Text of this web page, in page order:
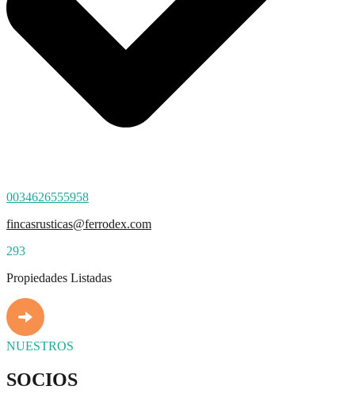
0034626555958
fincasrusticas@ferrodex.com
293
Propiedades Listadas
NUESTROS
SOCIOS